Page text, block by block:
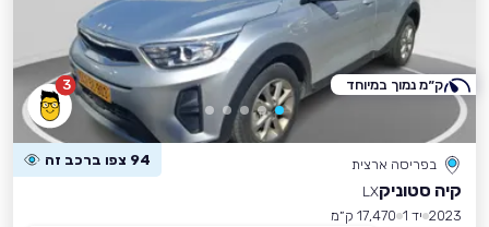
3
בפריסה ארצית 94 צפו ברכב זה
קיה סטוניקLX
2023 יד 1
17,470 ק״מ
ק״מ נמוך במיוחד